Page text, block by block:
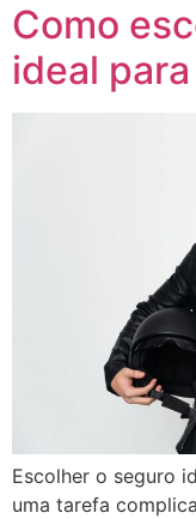
Como
ideal
Escolher o seguro
uma tarefa